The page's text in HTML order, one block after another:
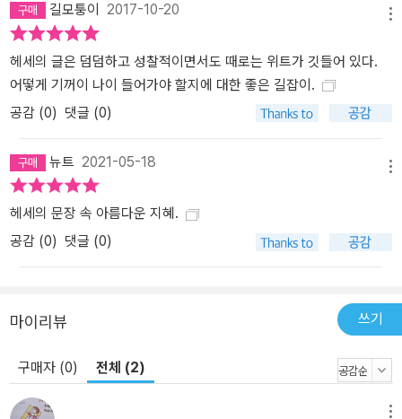
길모퉁이 2017-10-20
헤세의 글은 덤덤하고 성찰적이면서도 때로는 위트가 깃들어 있다.
어떻게 기꺼이 나이 들어가야 할지에 대한 좋은 길잡이.
공감 (0) 댓글 (0)
뉴트 2021-05-18
헤세의 문장 속 아름다운 지혜.
공감 (0) 댓글 (0)
마이리뷰 쓰기
구매자 (0) 전체 (2)